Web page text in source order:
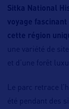
Sitka National
voyage
cette région
une variété de
et d’une forêt
Le parc retrace
été pendant des